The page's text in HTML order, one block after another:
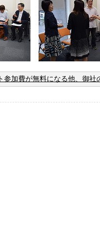
加費が無料になる他、御社